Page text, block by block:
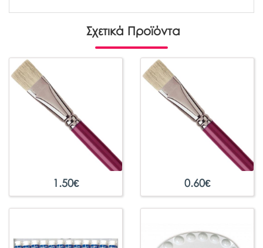
Σχετικά Προϊόντα
1.50€ 0.60€